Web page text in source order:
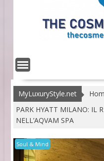
MyLuxuryStyle.net
PARK HYATT MILANO: IL
NELL’AQVAM SPA
Soul & Mind